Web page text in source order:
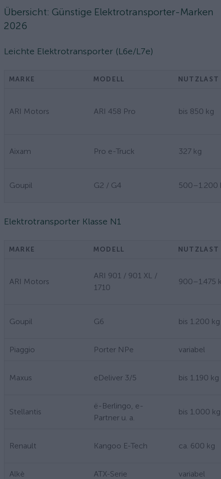
Übersicht: Günstige Elektrotransporter-Marken
2026
Leichte Elektrotransporter (L6e/L7e)
MARKE MODELL NUTZLAST
ARI Motors ARI 458 Pro bis 850 kg
Aixam Pro e-Truck 327 kg
Goupil G2 / G4 500–1.200
Elektrotransporter Klasse N1
MARKE MODELL NUTZLAST
ARI Motors
ARI 901 / 901 XL /
1710
900–1.475
Goupil G6 bis 1.200 kg
Piaggio Porter NPe variabel
Maxus eDeliver 3/5 bis 1.190 kg
Stellantis
ë-Berlingo, e-
Partner u. a.
bis 1.000 kg
Renault Kangoo E-Tech ca. 600 kg
Alkè ATX-Serie variabel